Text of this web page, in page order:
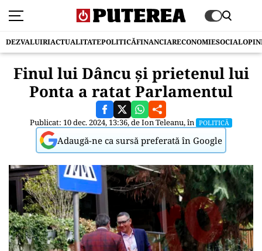
DEZVALUIRIACTUALITATEPOLITICĂFINANCIARECONOMIESOCIAL
Finul lui Dâncu și prietenul lui
Ponta a ratat Parlamentul
Publicat: 10 dec. 2024, 13:36, deIon Teleanu, în POLITICĂ
Adaugă-ne ca sursă preferată în Google